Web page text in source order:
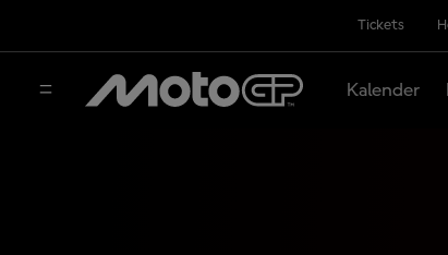
Tickets
Kalender